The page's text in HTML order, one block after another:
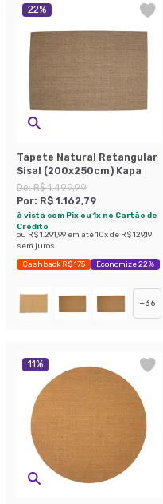
22%
Tapete Natural Retangular
Sisal (200x250cm) Kapa
De:R$ 1.499,99
Por: R$ 1.162,79
à vista com Pix ou 1x no Cartão de
Crédito
ou R$ 1.291,99 em até10x de R$ 129,19
sem juros
Cashback R$ 175 Economize 22%
+36
11%